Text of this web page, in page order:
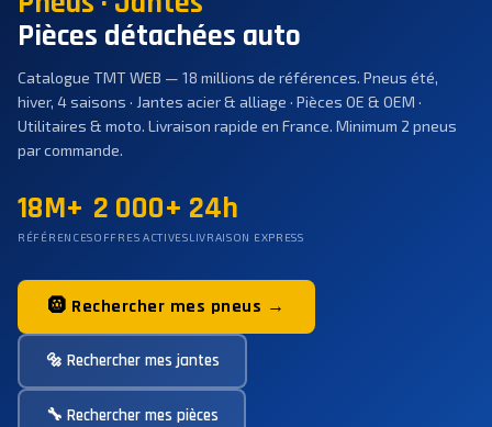
Pièces détachées auto
Catalogue TMT WEB — 18 millions de références. Pneus été,
hiver, 4 saisons · Jantes acier & alliage · Pièces OE & OEM ·
Utilitaires & moto. Livraison rapide en France. Minimum 2 pneus
par commande.
18M+
RÉFÉRENCES
2 000+
OFFRES ACTIVES
24h
LIVRAISON EXPRESS
🛞 Rechercher mes pneus →
🔩 Rechercher mes jantes
🔧 Rechercher mes pièces